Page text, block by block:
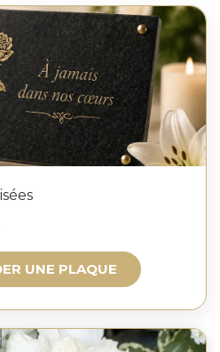
UNE PLAQUE